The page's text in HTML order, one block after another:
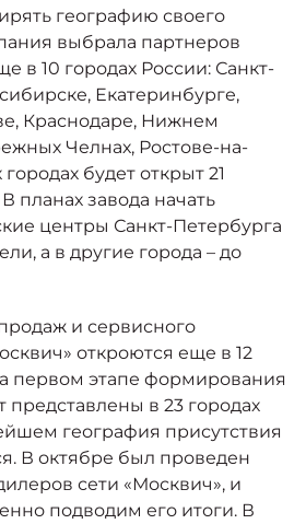
Яркий динамичный седан
от 2 237 000 ₽*
Москвич 3 с ручным
управлением (РУ)
Кроссовер, создающий равные
возможности
от 2 069 000 ₽*
Москвич 8
Практичный семиместный
кроссовер
от 3 125 000 ₽*
географию своего
выбрала партнеров
в 10 городах России: Санкт-
Екатеринбурге,
Краснодаре, Нижнем
Челнах, Ростове-на-
будет открыт 21
планах завода начать
центры Санкт-Петербурга
а в другие города – до
и сервисного
откроются еще в 12
первом этапе формирования
представлены в 23 городах
география присутствия
В октябре был проведен
сети «Москвич», и
подводим его итоги. В